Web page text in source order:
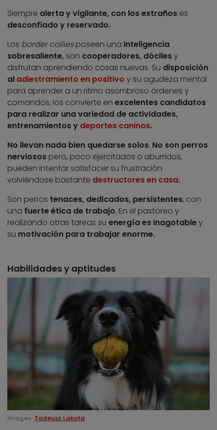
Siempre alerta y vigilante, con los extraños es
desconfiado y reservado.
Los border colliesposeen una inteligencia
sobresaliente, son cooperadores, dócilesy
disfrutan aprendiendo cosas nuevas. Su disposición
al adiestramiento en positivo y su agudeza mental
para aprender a un ritmo asombroso órdenes y
comandos, los convierte en excelentes candidatos
para realizar una variedad de actividades,
entrenamientos y deportes caninos.
No llevan nada bien quedarse solos. No son perros
nerviosos pero, poco ejercitados o aburridos,
pueden intentar satisfacer su frustración
volviéndose bastante destructores en casa.
Son perros tenaces, dedicados, persistentes, con
una fuerte ética de trabajo. En el pastoreo y
realizando otras tareas su energía es inagotabley
su motivación para trabajar enorme.
Habilidades y aptitudes
Imagen: Tadeusz Lakota